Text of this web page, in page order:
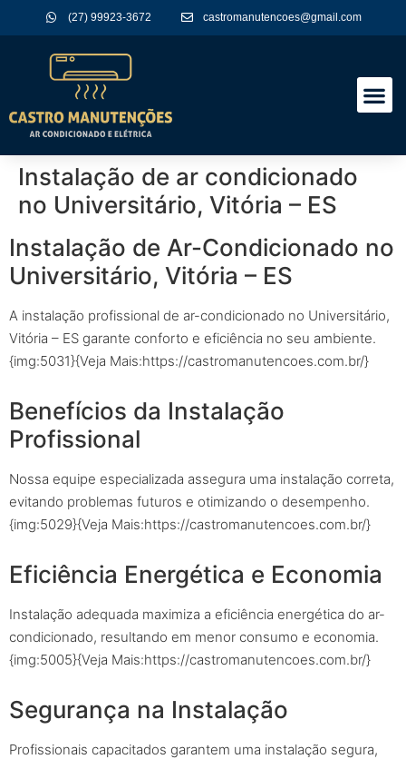
(27) 99923-3672 castromanutencoes@gmail.com
Instalação de ar condicionado
no Universitário, Vitória – ES
Instalação de Ar-Condicionado no
Universitário, Vitória – ES
A instalação profissional de ar-condicionado no Universitário,
Vitória – ES garante conforto e eficiência no seu ambiente.
{img:5031}{Veja Mais:https://castromanutencoes.com.br/}
Benefícios da Instalação
Profissional
Nossa equipe especializada assegura uma instalação correta,
evitando problemas futuros e otimizando o desempenho.
{img:5029}{Veja Mais:https://castromanutencoes.com.br/}
Eficiência Energética e Economia
Instalação adequada maximiza a eficiência energética do ar-
condicionado, resultando em menor consumo e economia.
{img:5005}{Veja Mais:https://castromanutencoes.com.br/}
Segurança na Instalação
Profissionais capacitados garantem uma instalação segura,